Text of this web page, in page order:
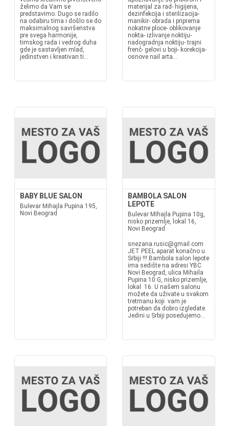
želimo da Vam se
predstavimo. Dugo se radilo
na odabiru tima i došlo se do
maksimalnog savršenstva
pre svega harmonije,
timskog rada i vedrog duha
gde je sastavljen mlad,
jedinstven i kreativan ti...
materijal za rad- higijena,
dezinfekcija i sterilizacija-
manikir- obrada i priprema
nokatne ploce- oblikovanje
nokta- izlivanje noktiju-
nadogradnja noktiju- trajni
frenč- gelovi u boji- korekcija-
osnove nail arta...
BABY BLUE SALON
Bulevar Mihajla Pupina 195,
Novi Beograd
BAMBOLA SALON
LEPOTE
Bulevar MIhajla Pupina 10g,
nisko prizemlje, lokal 16,
Novi Beograd
snezana.rusic@gmail.com
JET PEEL aparat konačno u
Srbiji !!! Bambola salon lepote
ima sedište na adresi YBC
Novi Beograd, ulica Mihaila
Pupina 10 G, nisko prizemlje,
lokal 16. U našem salonu
možete da uživate u svakom
tretmanu koji vam je
potreban da dobro izgledate.
Jedini u Srbiji posedujemo...